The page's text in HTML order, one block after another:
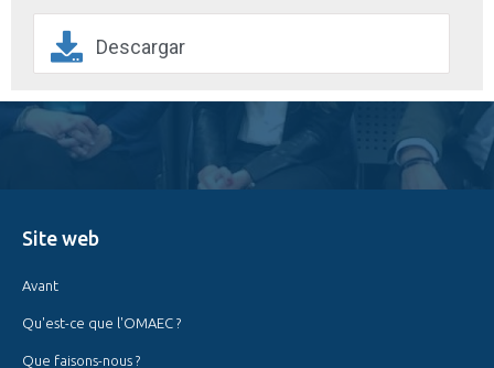
Descargar
Site web
Avant
Qu'est-ce que l'OMAEC ?
Que faisons-nous ?